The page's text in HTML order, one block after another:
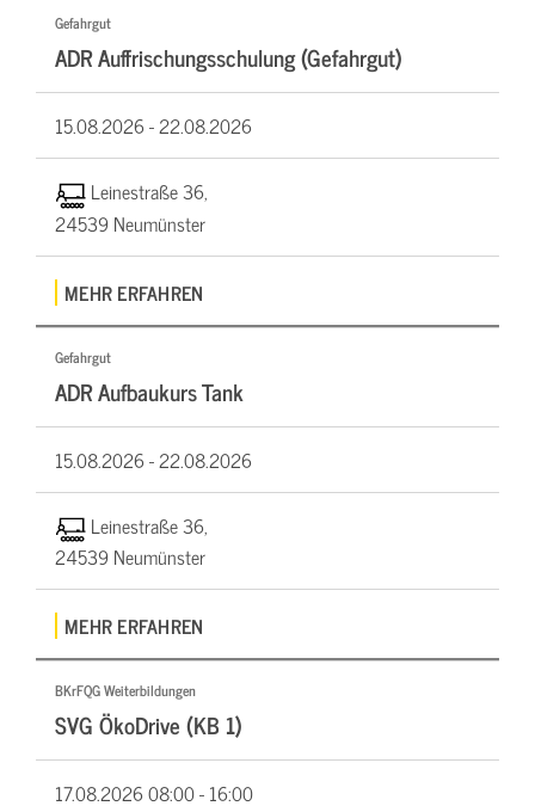
Gefahrgut
ADR Auffrischungsschulung (Gefahrgut)
15.08.2026 -22.08.2026
Leinestraße 36,
24539 Neumünster
MEHR ERFAHREN
Gefahrgut
ADR Aufbaukurs Tank
15.08.2026 -22.08.2026
Leinestraße 36,
24539 Neumünster
MEHR ERFAHREN
BKrFQG Weiterbildungen
SVG ÖkoDrive (KB 1)
17.08.202608:00 - 16:00